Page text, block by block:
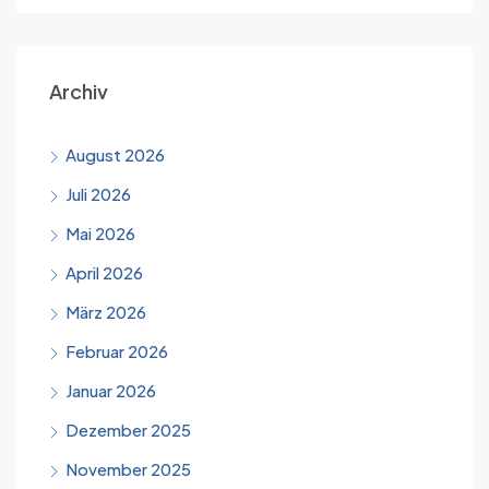
Archiv
August 2026
Juli 2026
Mai 2026
April 2026
März 2026
Februar 2026
Januar 2026
Dezember 2025
November 2025